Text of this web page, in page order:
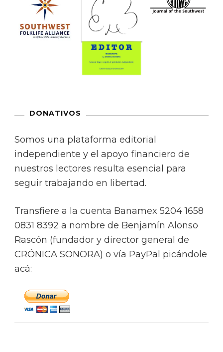
DONATIVOS
Somos una plataforma editorial
independiente y el apoyo financiero de
nuestros lectores resulta esencial para
seguir trabajando en libertad.
Transfiere a la cuenta Banamex 5204 1658
0831 8392 a nombre de Benjamín Alonso
Rascón (fundador y director general de
CRÓNICA SONORA) o vía PayPal picándole
acá: